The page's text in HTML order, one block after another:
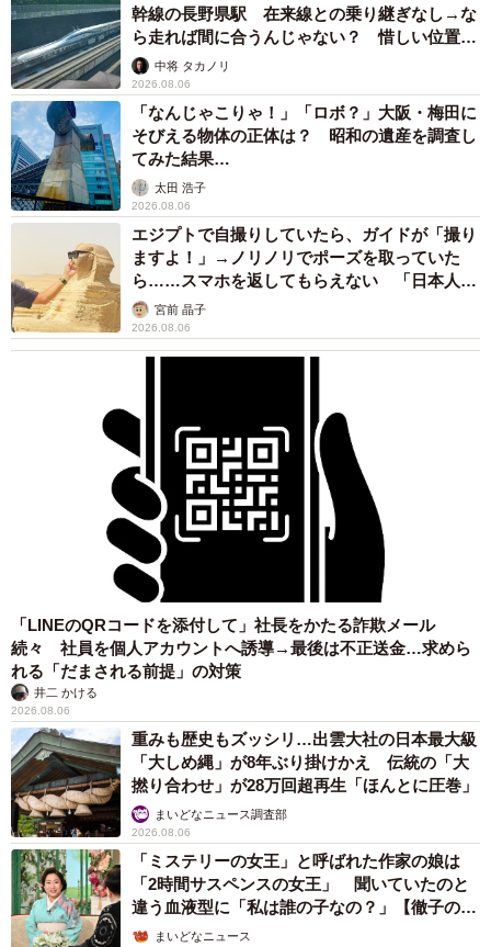
幹線の長野県駅 在来線との乗り継ぎなし→な
ら走れば間に合うんじゃない？ 惜しい位置関
係が反響
中将 タカノリ
2026.08.06
「なんじゃこりゃ！」「ロボ？」大阪・梅田に
そびえる物体の正体は？ 昭和の遺産を調査し
てみた結果…
太田 浩子
2026.08.06
エジプトで自撮りしていたら、ガイドが「撮り
ますよ！」→ノリノリでポーズを取っていた
ら……スマホを返してもらえない 「日本人は
カモ代表かも」「私は6時間で3万円払った」
宮前 晶子
2026.08.06
「LINEのQRコードを添付して」社長をかたる詐欺メール
続々 社員を個人アカウントへ誘導→最後は不正送金…求めら
れる「だまされる前提」の対策
井二 かける
2026.08.06
重みも歴史もズッシリ…出雲大社の日本最大級
「大しめ縄」が8年ぶり掛けかえ 伝統の「大
撚り合わせ」が28万回超再生「ほんとに圧巻」
まいどなニュース調査部
2026.08.06
「ミステリーの女王」と呼ばれた作家の娘は
「2時間サスペンスの女王」 聞いていたのと
違う血液型に「私は誰の子なの？」【徹子の部
屋】まいどなニュース